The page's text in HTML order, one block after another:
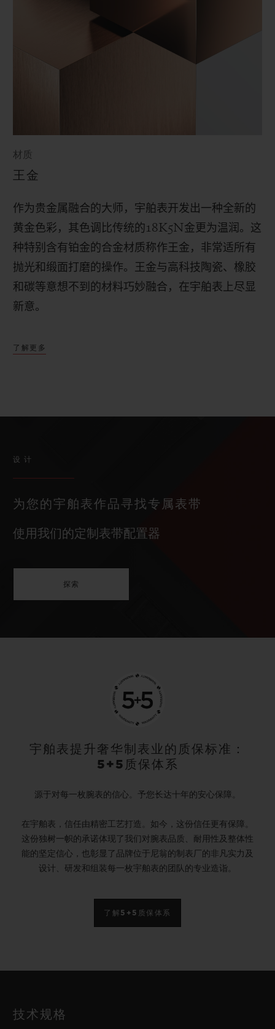
材质
王金
作为贵金属融合的大师，宇舶表开发出一种全新的
黄金色彩，其色调比传统的18K5N 金更为温润。这
种特别含有铂金的合金材质称作王金，非常适所有
抛光和缎面打磨的操作。 王金与高科技陶瓷、橡胶
和碳等意想不到的材料巧妙融合，在宇舶表上尽显
新意。
了解更多
设计
为您的宇舶表作品寻找专属表带
使用我们的定制表带配置器
探索
宇舶表提升奢华制表业的质保标准：
5+5质保体系
源于对每一枚腕表的信心。予您长达十年的安心保障。
在宇舶表，信任由精密工艺打造。如今，这份信任更有保障。
这份独树一帜的承诺体现了我们对腕表品质、耐用性及整体性
能的坚定信心，也彰显了品牌位于尼翁的制表厂的非凡实力及
设计、研发和组装每一枚宇舶表的团队的专业造诣。
了解5+5质保体系
技术规格